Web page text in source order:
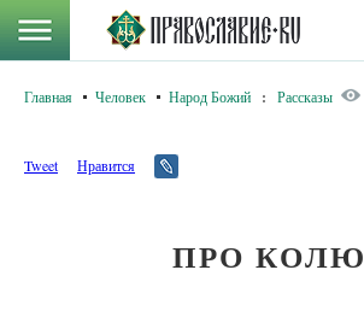
Главная Человек Народ Божий : Рассказы
Tweet Нравится
ПРО КОЛЮ